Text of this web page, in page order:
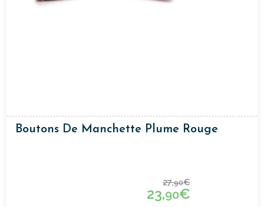
Boutons De Manchette Plume Rouge
27,90€
23,90€